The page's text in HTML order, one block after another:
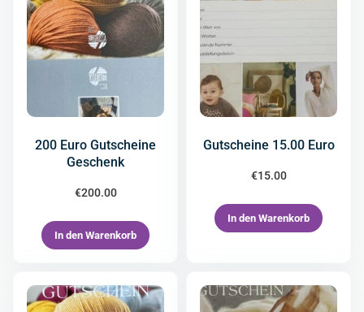
200 Euro Gutscheine
Geschenk
€200.00
In den Warenkorb
Gutscheine 15.00 Euro
€15.00
In den Warenkorb